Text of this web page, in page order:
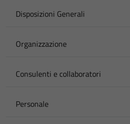
Disposizioni Generali
Organizzazione
Consulenti e collaboratori
Personale